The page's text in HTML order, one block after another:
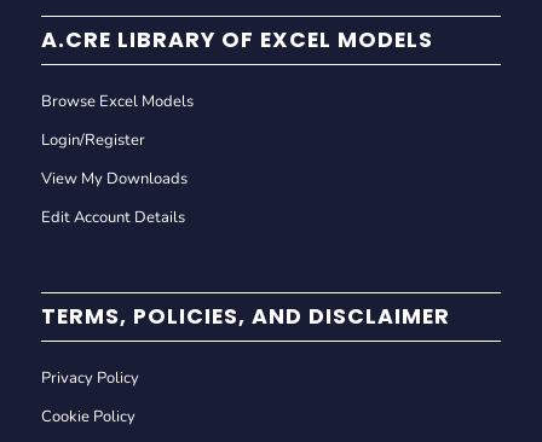
A.CRE LIBRARY OF EXCEL MODELS
Browse Excel Models
Login/Register
View My Downloads
Edit Account Details
TERMS, POLICIES, AND DISCLAIMER
Privacy Policy
Cookie Policy